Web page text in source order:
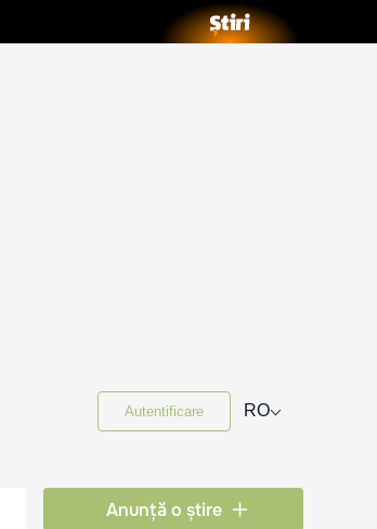
Autentificare RO⌵
Anunță o știre